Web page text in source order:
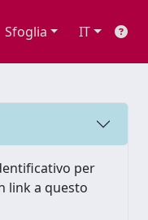
Sfoglia IT
per
link a questo